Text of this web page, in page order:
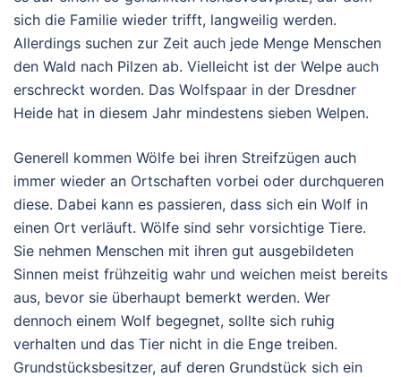
sich die Familie wieder trifft, langweilig werden.
Allerdings suchen zur Zeit auch jede Menge Menschen
den Wald nach Pilzen ab. Vielleicht ist der Welpe auch
erschreckt worden. Das Wolfspaar in der Dresdner
Heide hat in diesem Jahr mindestens sieben Welpen.
Generell kommen Wölfe bei ihren Streifzügen auch
immer wieder an Ortschaften vorbei oder durchqueren
diese. Dabei kann es passieren, dass sich ein Wolf in
einen Ort verläuft. Wölfe sind sehr vorsichtige Tiere.
Sie nehmen Menschen mit ihren gut ausgebildeten
Sinnen meist frühzeitig wahr und weichen meist bereits
aus, bevor sie überhaupt bemerkt werden. Wer
dennoch einem Wolf begegnet, sollte sich ruhig
verhalten und das Tier nicht in die Enge treiben.
Grundstücksbesitzer, auf deren Grundstück sich ein